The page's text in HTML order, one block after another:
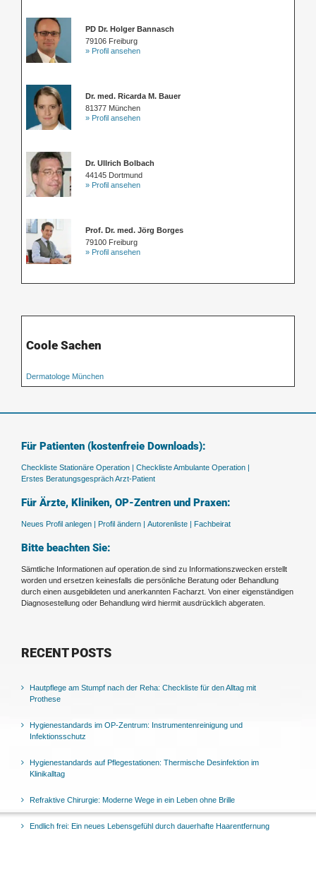
PD Dr. Holger Bannasch
79106 Freiburg
» Profil ansehen
Dr. med. Ricarda M. Bauer
81377 München
» Profil ansehen
Dr. Ullrich Bolbach
44145 Dortmund
» Profil ansehen
Prof. Dr. med. Jörg Borges
79100 Freiburg
» Profil ansehen
Coole Sachen
Dermatologe München
Für Patienten (kostenfreie Downloads):
Checkliste Stationäre Operation | Checkliste Ambulante Operation |
Erstes Beratungsgespräch Arzt-Patient
Für Ärzte, Kliniken, OP-Zentren und Praxen:
Neues Profil anlegen | Profil ändern | Autorenliste | Fachbeirat
Bitte beachten Sie:
Sämtliche Informationen auf operation.de sind zu Informationszwecken erstellt
worden und ersetzen keinesfalls die persönliche Beratung oder Behandlung
durch einen ausgebildeten und anerkannten Facharzt. Von einer eigenständigen
Diagnosestellung oder Behandlung wird hiermit ausdrücklich abgeraten.
RECENT POSTS
Hautpflege am Stumpf nach der Reha: Checkliste für den Alltag mit
Prothese
Hygienestandards im OP-Zentrum: Instrumentenreinigung und
Infektionsschutz
Hygienestandards auf Pflegestationen: Thermische Desinfektion im
Klinikalltag
Refraktive Chirurgie: Moderne Wege in ein Leben ohne Brille
Endlich frei: Ein neues Lebensgefühl durch dauerhafte Haarentfernung